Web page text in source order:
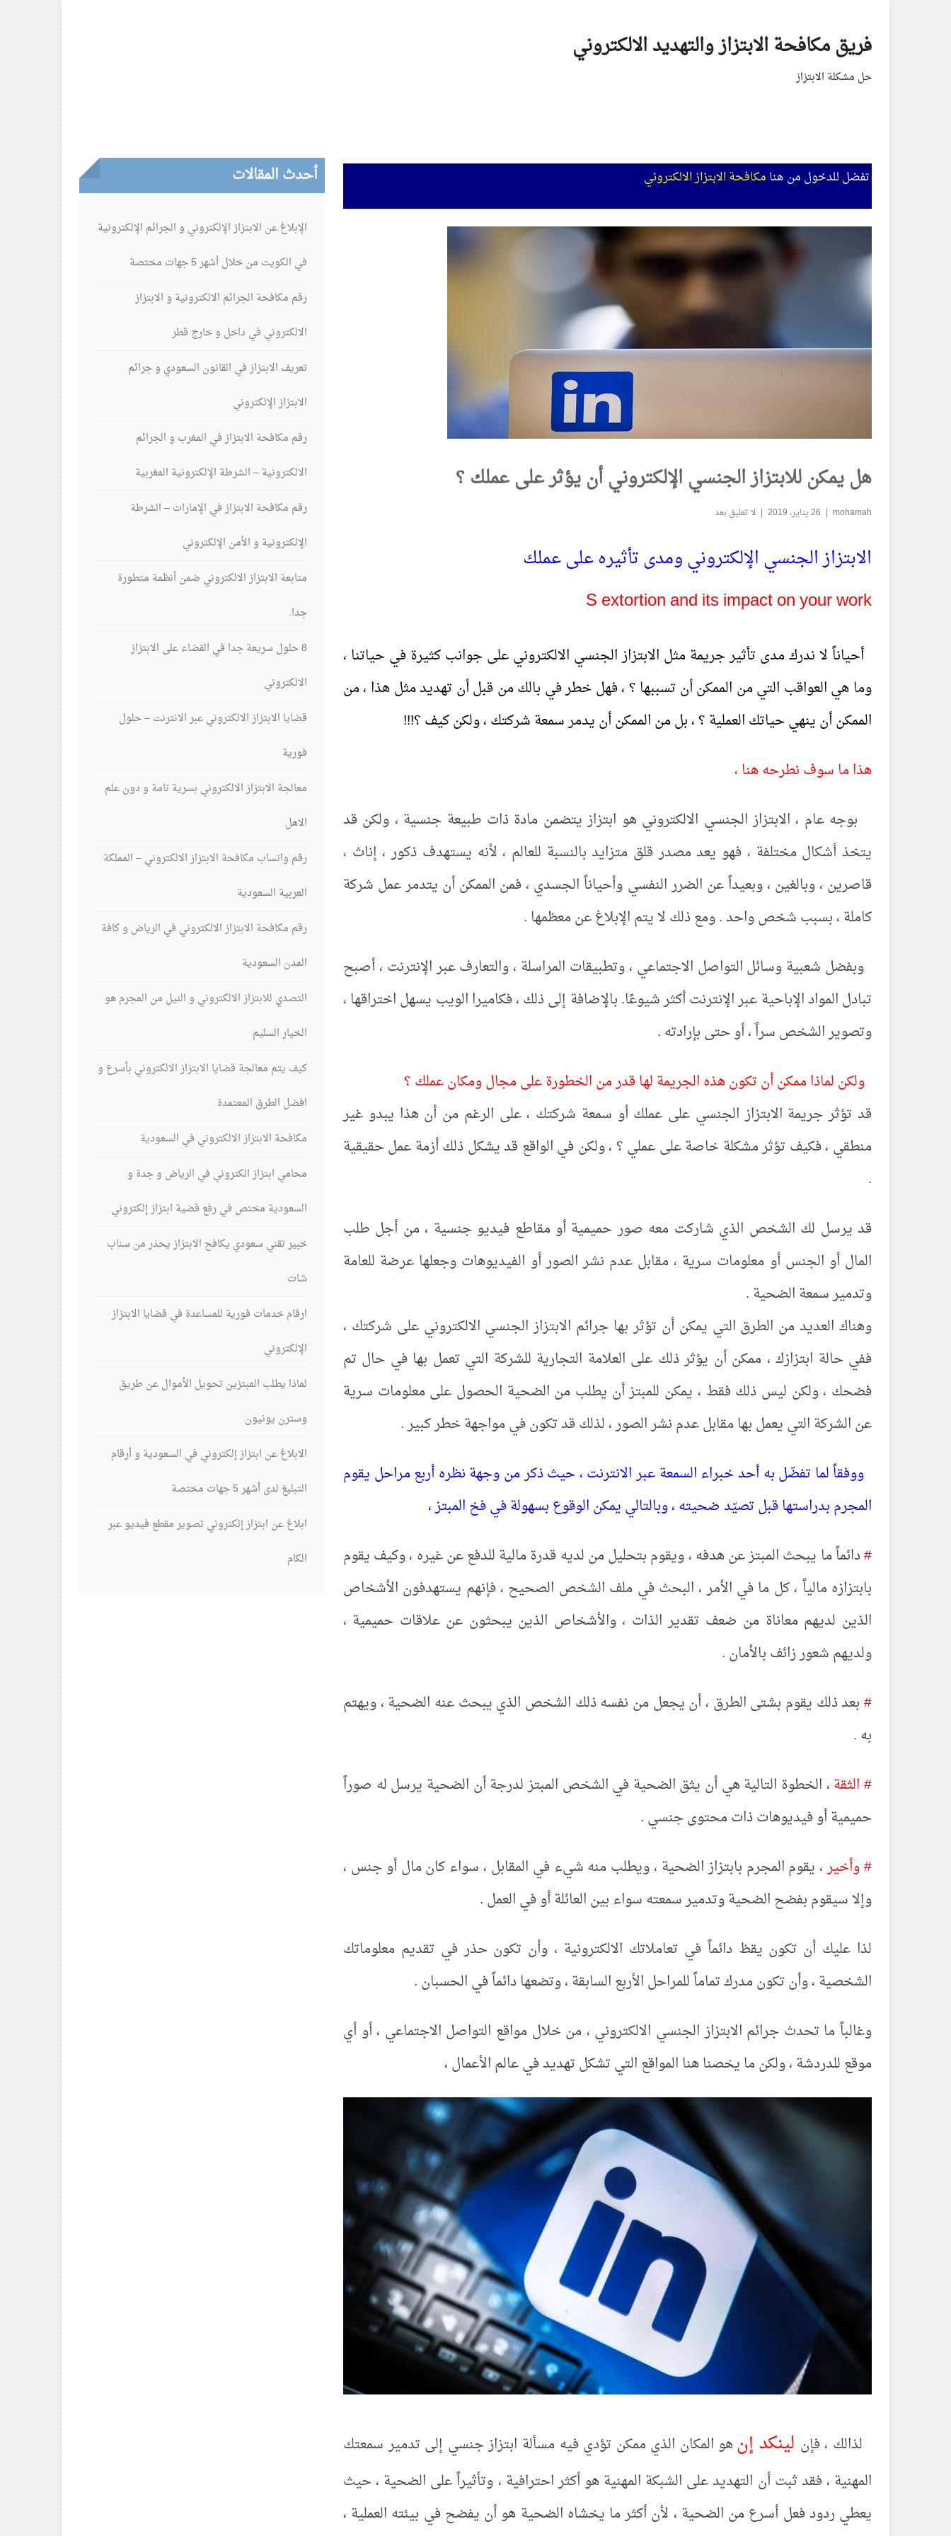
content
فريق مكافحة الابتزاز والتهديد الالكتروني
حل مشكلة الابتزاز
تفضل للدخول من هنا مكافحة الابتزاز الالكتروني
هل يمكن للابتزاز الجنسي الإلكتروني أن يؤثر على عملك ؟
mohamah 26 يناير، 2019 لا تعليق بعد
الابتزاز الجنسي الإلكتروني ومدى تأثيره على عملك
S extortion and its impact on your work
أحياناً لا ندرك مدى تأثير جريمة مثل الابتزاز الجنسي الالكتروني على جوانب كثيرة في حياتنا ،
وما هي العواقب التي من الممكن أن تسببها ؟ ، فهل خطر في بالك من قبل أن تهديد مثل هذا ، من
الممكن أن ينهي حياتك العملية ؟ ، بل من الممكن أن يدمر سمعة شركتك ، ولكن كيف ؟!!!
هذا ما سوف نطرحه هنا ،
بوجه عام ، الابتزاز الجنسي الالكتروني هو ابتزاز يتضمن مادة ذات طبيعة جنسية ، ولكن قد
يتخذ أشكال مختلفة ، فهو يعد مصدر قلق متزايد بالنسبة للعالم ، لأنه يستهدف ذكور ، إناث ،
قاصرين ، وبالغين ، وبعيداً عن الضرر النفسي وأحياناً الجسدي ، فمن الممكن أن يتدمر عمل شركة
كاملة ، بسبب شخص واحد . ومع ذلك لا يتم الإبلاغ عن معظمها .
وبفضل شعبية وسائل التواصل الاجتماعي ، وتطبيقات المراسلة ، والتعارف عبر الإنترنت ، أصبح
تبادل المواد الإباحية عبر الإنترنت أكثر شيوعًا. بالإضافة إلى ذلك ، فكاميرا الويب يسهل اختراقها ،
وتصوير الشخص سراً ، أو حتى بإرادته .
ولكن لماذا ممكن أن تكون هذه الجريمة لها قدر من الخطورة على مجال ومكان عملك ؟
قد تؤثر جريمة الابتزاز الجنسي على عملك أو سمعة شركتك ، على الرغم من أن هذا يبدو غير
منطقي ، فكيف تؤثر مشكلة خاصة على عملي ؟ ، ولكن في الواقع قد يشكل ذلك أزمة عمل حقيقية
.
قد يرسل لك الشخص الذي شاركت معه صور حميمية أو مقاطع فيديو جنسية ، من أجل طلب
المال أو الجنس أو معلومات سرية ، مقابل عدم نشر الصور أو الفيديوهات وجعلها عرضة للعامة
وتدمير سمعة الضحية .
وهناك العديد من الطرق التي يمكن أن تؤثر بها جرائم الابتزاز الجنسي الالكتروني على شركتك ،
ففي حالة ابتزازك ، ممكن أن يؤثر ذلك على العلامة التجارية للشركة التي تعمل بها في حال تم
فضحك ، ولكن ليس ذلك فقط ، يمكن للمبتز أن يطلب من الضحية الحصول على معلومات سرية
عن الشركة التي يعمل بها مقابل عدم نشر الصور ، لذلك قد تكون في مواجهة خطر كبير .
ووفقاً لما تفضّل به أحد خبراء السمعة عبر الانترنت ، حيث ذكر من وجهة نظره أربع مراحل يقوم
المجرم بدراستها قبل تصيّد ضحيته ، وبالتالي يمكن الوقوع بسهولة في فخ المبتز ،
#دائماً ما يبحث المبتز عن هدفه ، ويقوم بتحليل من لديه قدرة مالية للدفع عن غيره ، وكيف يقوم
بابتزازه مالياً ، كل ما في الأمر ، البحث في ملف الشخص الصحيح ، فإنهم يستهدفون الأشخاص
الذين لديهم معاناة من ضعف تقدير الذات ، والأشخاص الذين يبحثون عن علاقات حميمية ،
ولديهم شعور زائف بالأمان .
#بعد ذلك يقوم بشتى الطرق ، أن يجعل من نفسه ذلك الشخص الذي يبحث عنه الضحية ، ويهتم
به .
# الثقة ، الخطوة التالية هي أن يثق الضحية في الشخص المبتز لدرجة أن الضحية يرسل له صوراً
حميمية أو فيديوهات ذات محتوى جنسي .
# وأخير، يقوم المجرم بابتزاز الضحية ، ويطلب منه شيء في المقابل ، سواء كان مال أو جنس ،
وإلا سيقوم بفضح الضحية وتدمير سمعته سواء بين العائلة أو في العمل .
لذا عليك أن تكون يقظ دائماً في تعاملاتك الالكترونية ، وأن تكون حذر في تقديم معلوماتك
الشخصية ، وأن تكون مدرك تماماً للمراحل الأربع السابقة ، وتضعها دائماً في الحسبان .
وغالباً ما تحدث جرائم الابتزاز الجنسي الالكتروني ، من خلال مواقع التواصل الاجتماعي ، أو أي
موقع للدردشة ، ولكن ما يخصنا هنا المواقع التي تشكل تهديد في عالم الأعمال ،
لذالك ، فإن لينكد إنهو المكان الذي ممكن تؤدي فيه مسألة ابتزاز جنسي إلى تدمير سمعتك
المهنية ، فقد ثبت أن التهديد على الشبكة المهنية هو أكثر احترافية ، وتأثيراً على الضحية ، حيث
يعطي ردود فعل أسرع من الضحية ، لأن أكثر ما يخشاه الضحية هو أن يفضح في بيئته العملية ،
أحدث المقالات
الإبلاغ عن الابتزاز الإلكتروني و الجرائم الإلكترونية
في الكويت من خلال أشهر 5 جهات مختصة
رقم مكافحة الجرائم الالكترونية و الابتزاز
الالكتروني في داخل و خارج قطر
تعريف الابتزاز في القانون السعودي و جرائم
الابتزاز الإلكتروني
رقم مكافحة الابتزاز في المغرب و الجرائم
الالكترونية – الشرطة الإلكترونية المغربية
رقم مكافحة الابتزاز في الإمارات – الشرطة
الإلكترونية و الأمن الإلكتروني
متابعة الابتزاز الالكتروني ضمن أنظمة متطورة
جدا.
8 حلول سريعة جدا في القضاء على الابتزاز
الالكتروني
قضايا الابتزاز الالكتروني عبر الانترنت – حلول
فورية
معالجة الابتزاز الالكتروني بسرية تامة و دون علم
الاهل
رقم واتساب مكافحة الابتزاز الالكتروني – المملكة
العربية السعودية
رقم مكافحة الابتزاز الالكتروني في الرياض و كافة
المدن السعودية
التصدي للابتزاز الالكتروني و النيل من المجرم هو
الخيار السليم
كيف يتم معالجة قضايا الابتزاز الالكتروني بأسرع و
افضل الطرق المعتمدة
مكافحة الابتزاز الالكتروني في السعودية
محامي ابتزاز الكتروني في الرياض و جدة و
السعودية مختص في رفع قضية ابتزاز إلكتروني
خبير تقني سعودي يكافح الابتزاز يحذر من سناب
شات
ارقام خدمات فورية للمساعدة في قضايا الابتزاز
الإلكتروني
لماذا يطلب المبتزين تحويل الأموال عن طريق
وسترن يونيون
الابلاغ عن ابتزاز إلكتروني في السعودية و أرقام
التبليغ لدى أشهر 5 جهات مختصة
ابلاغ عن ابتزاز إلكتروني تصوير مقطع فيديو عبر
الكام